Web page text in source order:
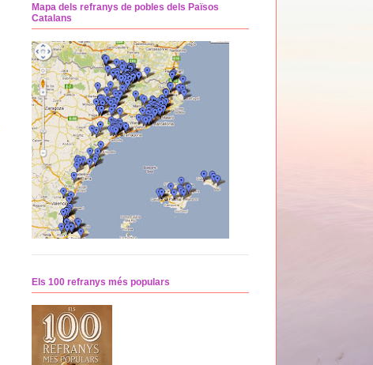
Mapa dels refranys de pobles dels Països
Catalans
Els 100 refranys més populars